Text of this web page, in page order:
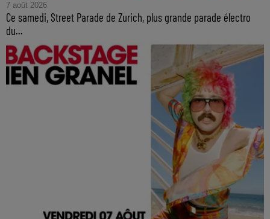
7 août 2026
Ce samedi, Street Parade de Zurich, plus grande parade électro
du...